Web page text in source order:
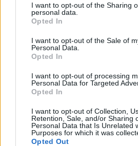
I want to opt-out of the Sharing
personal data.
Opted In
I want to opt-out of the Sale of
Personal Data.
Opted In
I want to opt-out of processing
Personal Data for Targeted
Opted In
I want to opt-out of Collection,
Retention, Sale, and/or Sharing
Personal Data that Is Unrelated
Purposes for which it was
Opted Out
Portfolio.hu teljes
Kötéslisták: BÉT elmúlt 2 év
MÁR ELŐFIZETŐNK VAGY?